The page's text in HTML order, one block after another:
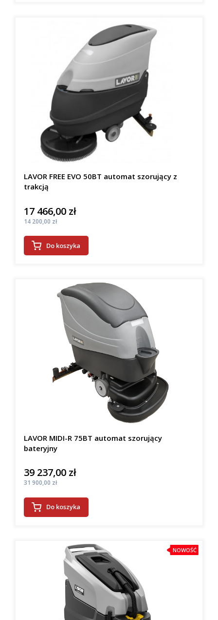
LAVOR FREE EVO 50BT automat szorujący z
trakcją
Cena
17 466,00 zł
Cena
14 200,00 zł
Do koszyka
LAVOR MIDI-R 75BT automat szorujący
bateryjny
Cena
39 237,00 zł
Cena
31 900,00 zł
Do koszyka
NOWOŚĆ